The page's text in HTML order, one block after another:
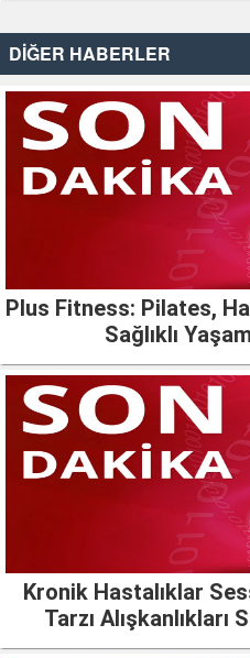
DİĞER HABERLER
Plus Fitness: Pilates,
Sağlıklı
Kronik Hastalıklar
Tarzı Alışkanlıkları